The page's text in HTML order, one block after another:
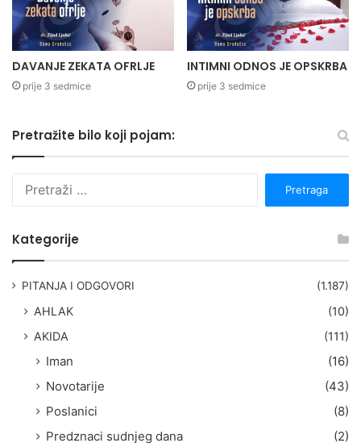
DAVANJE ZEKATA OFRLJE
prije 3 sedmice
INTIMNI ODNOS JE OPSKRBA
prije 3 sedmice
Pretražite bilo koji pojam:
Kategorije
PITANJA I ODGOVORI (1.187)
AHLAK
(10)
AKIDA
(111)
Iman
(16)
Novotarije
(43)
Poslanici
(8)
Predznaci sudnjeg dana
(2)